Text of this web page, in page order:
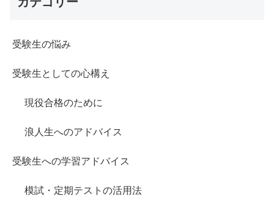
受験生の悩み
受験生としての心構え
現役合格のために
浪人生へのアドバイス
受験生への学習アドバイス
模試・定期テストの活用法